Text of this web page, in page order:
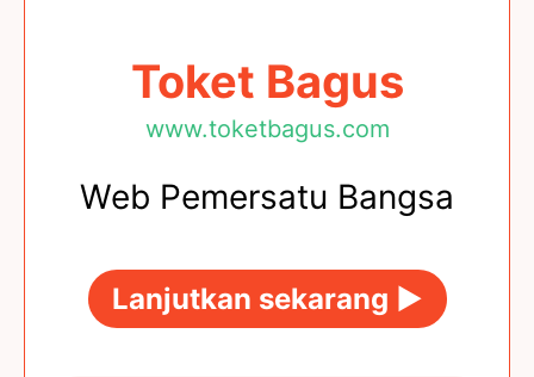
Toket Bagus
www.toketbagus.com
Web Pemersatu Bangsa
Lanjutkan sekarang ►